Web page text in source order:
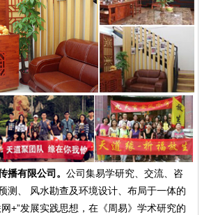
播有限公司。 公司集易学研究、交流、咨
测、 风水勘查及环境设计、布局于一体的
+”发展实践思想，在《周易》学术研究的